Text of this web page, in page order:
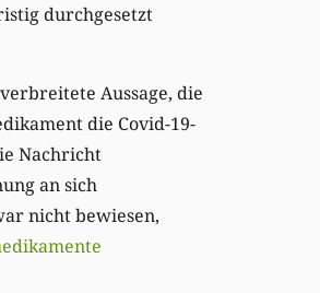
durchgesetzt
Aussage, die
die Covid-19-
Nachricht
an sich
nicht bewiesen,